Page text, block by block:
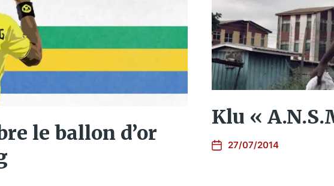
le ballon d’or
Klu «
27/07/2014